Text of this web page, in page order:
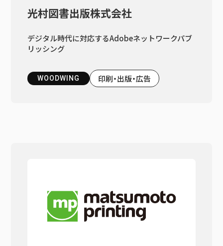
光村図書出版株式会社
デジタル時代に対応するAdobeネットワークパブ
リッシング
WOODWING 印刷・出版・広告